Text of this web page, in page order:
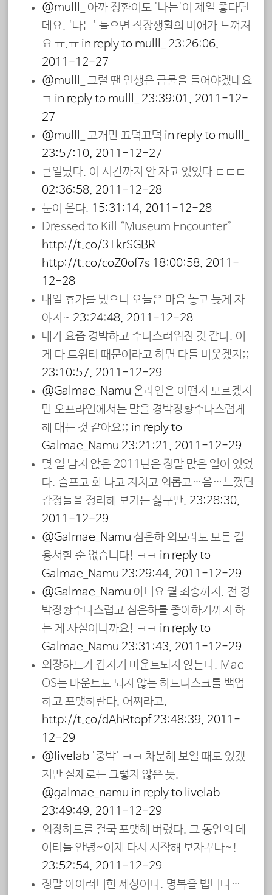
@mulll_
아까 정환이도 '나는'이 제일 좋다던
데요. '나는' 들으면 직장생활의 비애가 느껴져
요 ㅠ.ㅠ in reply to mulll_
23:26:06,
2011-12-27
@mulll_
그럴 땐 인생은 금물을 들어야겠네요
ㅋ in reply to mulll_
23:39:01, 2011-12-
27
@mulll_
고개만 끄덕끄덕 in reply to mulll_
23:57:10, 2011-12-27
큰일났다. 이 시간까지 안 자고 있었다 ㄷㄷㄷ
02:36:58, 2011-12-28
눈이 온다. 15:31:14, 2011-12-28
Dressed to Kill “Museum Encounter”
http://t.co/3TkrSGBR
http://t.co/coZ0of7s 18:00:58, 2011-
12-28
내일 휴가를 냈으니 오늘은 마음 놓고 늦게 자
야지~ 23:24:48, 2011-12-28
내가 요즘 경박하고 수다스러워진 것 같다. 이
게 다 트위터 때문이라고 하면 다들 비웃겠지;;
23:10:57, 2011-12-29
@Galmae_Namu 온라인은 어떤지 모르겠지
만 오프라인에서는 말을 경박장황수다스럽게
해 대는 것 같아요;; in reply to
Galmae_Namu 23:21:21, 2011-12-29
몇 일 남지 않은 2011년은 정말 많은 일이 있었
다. 슬프고 화 나고 지치고 외롭고…음…느꼈던
감정들을 정리해 보기는 싫구만. 23:28:30,
2011-12-29
@Galmae_Namu 심은하 외모라도 모든 걸
용서할 순 없습니다! ㅋㅋ in reply to
Galmae_Namu 23:29:44, 2011-12-29
@Galmae_Namu 아니요 뭘 죄송까지. 전 경
박장황수다스럽고 심은하를 좋아하기까지 하
는 게 사실이니까요! ㅋㅋ in reply to
Galmae_Namu 23:31:43, 2011-12-29
외장하드가 갑자기 마운트되지 않는다. Mac
OS는 마운트도 되지 않는 하드디스크를 백업
하고 포맷하란다. 어쩌라고.
http://t.co/dAhRtopf 23:48:39, 2011-
12-29
@livelab '중박' ㅋㅋ 차분해 보일 때도 있겠
지만 실제로는 그렇지 않은 듯.
@galmae_namu in reply to livelab
23:49:49, 2011-12-29
외장하드를 결국 포맷해 버렸다. 그 동안의 데
이터들 안녕~이제 다시 시작해 보자꾸나~!
23:52:54, 2011-12-29
정말 아이러니한 세상이다. 명복을 빕니다…